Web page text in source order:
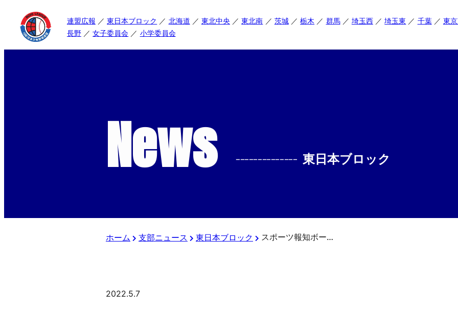
連盟広報 東日本ブロック 北海道 東北中央 東北南 茨城 栃木 群馬 埼玉西 埼玉東 千葉
東
長野
女子委員会 小学委員会
News -------------- 東日本ブロック
ホーム 支部ニュース 東日本ブロック スポーツ報知ボーイズリーグ（東日本）ツイッターから
2022.5.7